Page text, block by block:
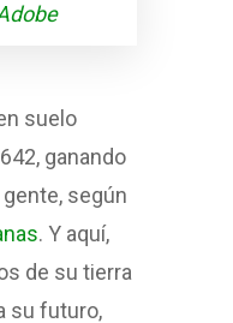
suelo
ganando
según
. Y aquí,
de su tierra
su futuro,